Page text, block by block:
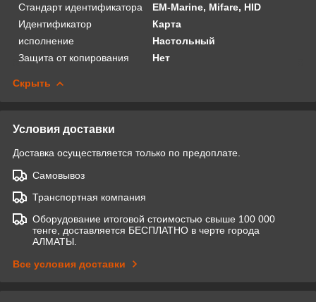
Стандарт идентификатора
EM-Marine, Mifare, HID
Идентификатор
Карта
исполнение
Настольный
Защита от копирования
Нет
Скрыть
Условия доставки
Доставка осуществляется только по предоплате.
Самовывоз
Транспортная компания
Оборудование итоговой стоимостью свыше 100 000
тенге, доставляется БЕСПЛАТНО в черте города
АЛМАТЫ.
Все условия доставки